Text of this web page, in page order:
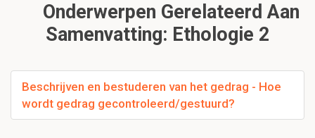
Onderwerpen Gerelateerd Aan
Samenvatting: Ethologie 2
Beschrijven en bestuderen van het gedrag - Hoe
wordt gedrag gecontroleerd/gestuurd?